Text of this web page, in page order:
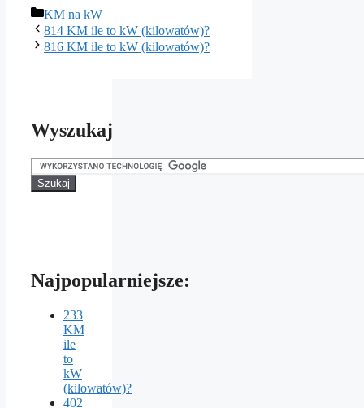
Kategorie
KM na kW
814 KM ile to kW (kilowatów)?
816 KM ile to kW (kilowatów)?
Wyszukaj
Najpopularniejsze:
233
KM
ile
to
kW
(kilowatów)?
402